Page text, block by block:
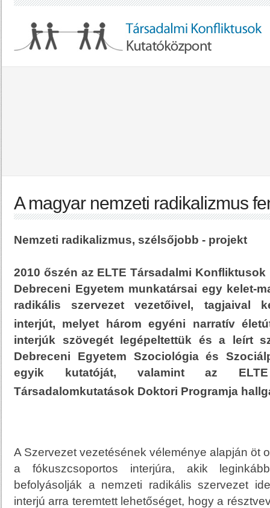
A magyar nemzeti radikalizmus
Nemzeti radikalizmus, szélsőjobb - projekt
2010 őszén az ELTE Társadalmi
Debreceni Egyetem munkatársai egy kelet-
radikális szervezet vezetőivel, tagjaival
interjút, melyet három egyéni narratív
interjúk szövegét legépeltettük és a leírt
Debreceni Egyetem Szociológia és
egyik kutatóját, valamint az ELTE
Társadalomkutatások Doktori Programja
A Szervezet vezetésének véleménye alapján öt
a fókuszcsoportos interjúra, akik
befolyásolják a nemzeti radikális szervezet
interjú arra teremtett lehetőséget, hogy a